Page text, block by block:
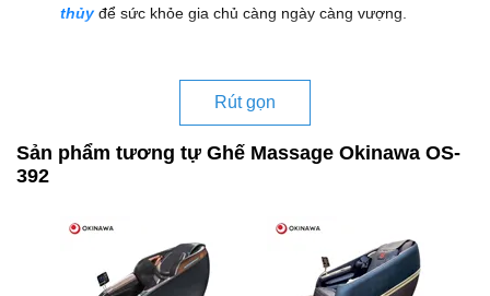
thủyđể sức khỏe gia chủ càng ngày càng vượng.
Rút gọn
Sản phẩm tương tự Ghế Massage Okinawa OS-
392